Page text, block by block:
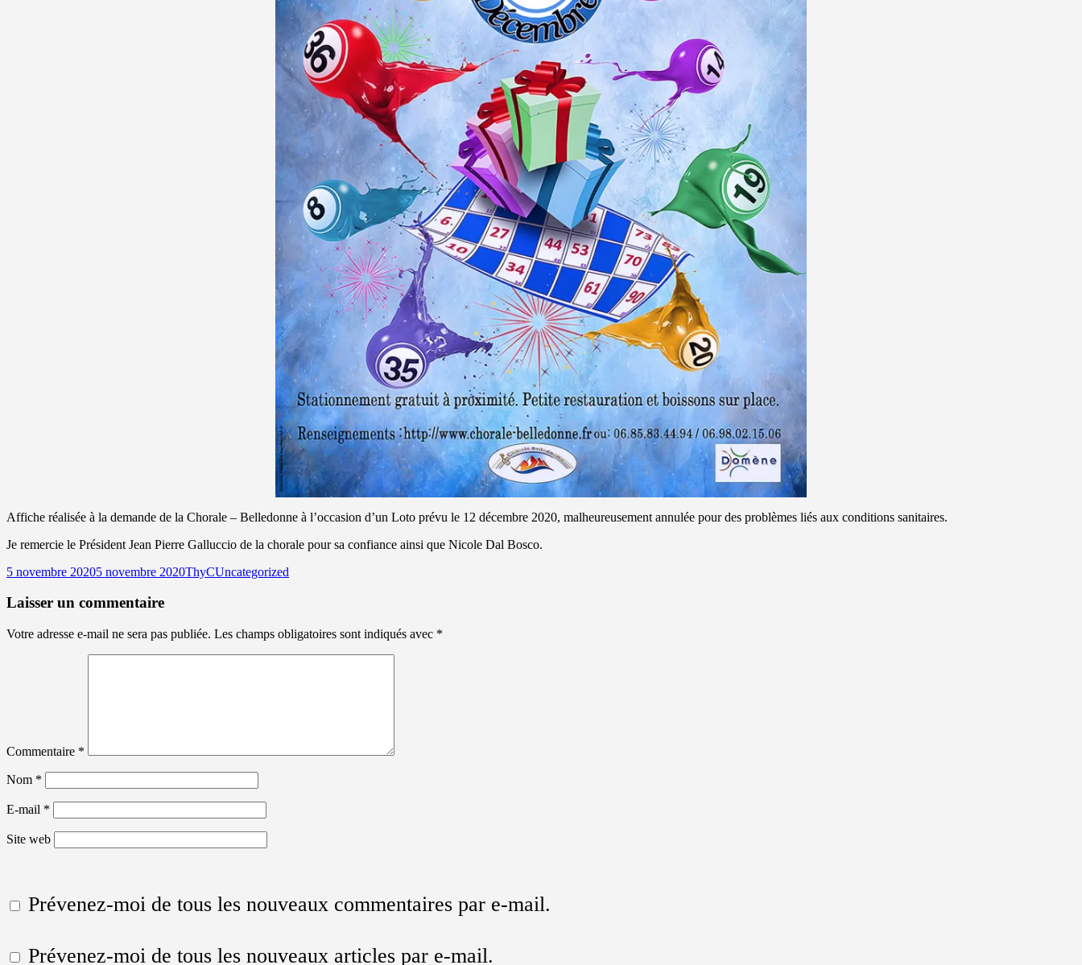
Affiche réalisée à la demande de la Chorale – Belledonne à l’occasion d’un Loto prévu le 12 décembre 2020, malheureusement annulée pour des problèmes liés aux conditions sanitaires.
Je remercie le Président Jean Pierre Galluccio de la chorale pour sa confiance ainsi que Nicole Dal Bosco.
Publié
5 novembre 20205 novembre 2020Auteur
ThyCCatégories
Uncategorized
Laisser un commentaire
Votre adresse e-mail ne sera pas publiée. Les champs obligatoires sont indiqués avec *
Commentaire *
Nom *
E-mail *
Site web
Prévenez-moi de tous les nouveaux commentaires par e-mail.
Prévenez-moi de tous les nouveaux articles par e-mail.